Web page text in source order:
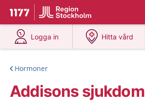
Till startsidan för 1177
Du har valt region
Logga in
på 1177.se
Hitta vård
på 1177.se
Hormoner
Addisons sjukdom